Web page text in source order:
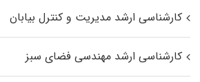
کارشناسی ارشد مدیریت و کنترل بیابان
کارشناسی ارشد مهندسی فضای سبز